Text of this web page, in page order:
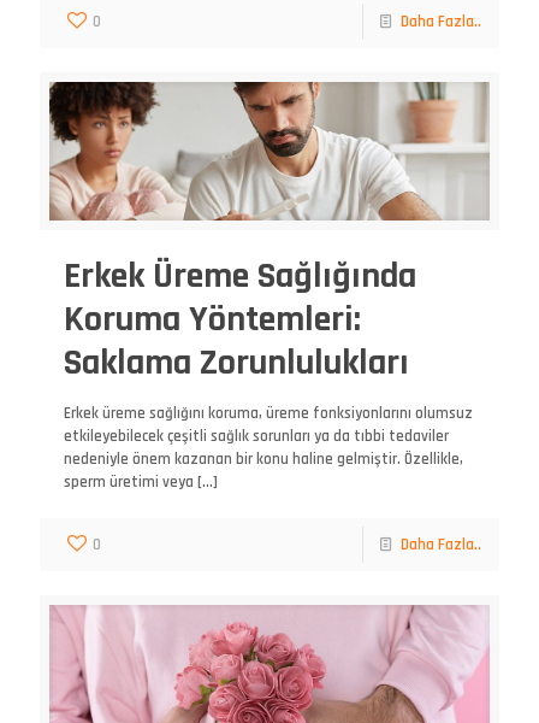
0 Daha Fazla..
Erkek Üreme Sağlığında
Koruma Yöntemleri:
Saklama Zorunlulukları
Erkek üreme sağlığını koruma, üreme fonksiyonlarını olumsuz
etkileyebilecek çeşitli sağlık sorunları ya da tıbbi tedaviler
nedeniyle önem kazanan bir konu haline gelmiştir. Özellikle,
sperm üretimi veya […]
0 Daha Fazla..